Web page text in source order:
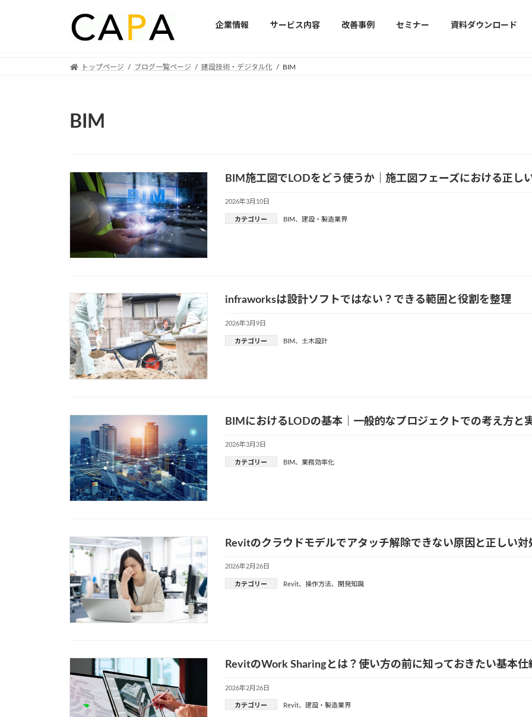
企業情報 サービス内容 改善事例 セミナー 資料ダウンロード
トップページ ブログ一覧ページ 建設技術・デジタル化 BIM
BIM
BIM施工図でLODをどう使うか｜施工図フェーズにおける正し
2026年3月10日
カテゴリー BIM、 建設・製造業界
infraworksは設計ソフトではない？できる範囲と役割を整理
2026年3月9日
カテゴリー BIM、 土木設計
BIMにおけるLODの基本｜一般的なプロジェクトでの考え方と
2026年3月3日
カテゴリー BIM、 業務効率化
Revitのクラウドモデルでアタッチ解除できない原因と正しい対
2026年2月26日
カテゴリー Revit、 操作方法、 開発知識
RevitのWork Sharingとは？使い方の前に知っておきたい基本仕
2026年2月26日
カテゴリー Revit、 建設・製造業界